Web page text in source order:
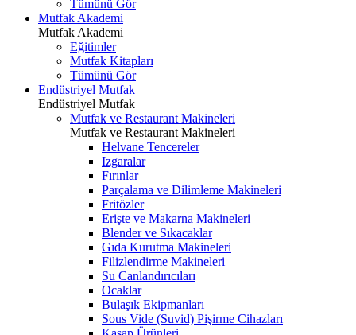
Tümünü Gör
Mutfak Akademi
Mutfak Akademi
Eğitimler
Mutfak Kitapları
Tümünü Gör
Endüstriyel Mutfak
Endüstriyel Mutfak
Mutfak ve Restaurant Makineleri
Mutfak ve Restaurant Makineleri
Helvane Tencereler
Izgaralar
Fırınlar
Parçalama ve Dilimleme Makineleri
Fritözler
Erişte ve Makarna Makineleri
Blender ve Sıkacaklar
Gıda Kurutma Makineleri
Filizlendirme Makineleri
Su Canlandırıcıları
Ocaklar
Bulaşık Ekipmanları
Sous Vide (Suvid) Pişirme Cihazları